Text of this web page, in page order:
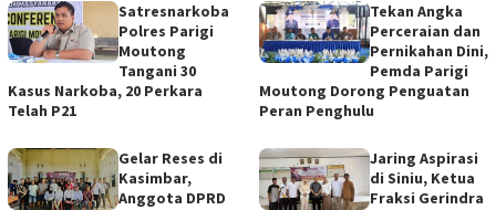
Satresnarkoba
Polres Parigi
Moutong
Tangani 30
Kasus Narkoba, 20 Perkara
Telah P21
Tekan Angka
Perceraian dan
Pernikahan Dini,
Pemda Parigi
Moutong Dorong Penguatan
Peran Penghulu
Gelar Reses di
Kasimbar,
Anggota DPRD
Jaring Aspirasi
di Siniu, Ketua
Fraksi Gerindra